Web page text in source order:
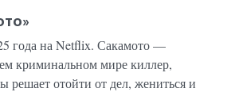
года на Netflix. Сакамото —
криминальном мире киллер,
решает отойти от дел, жениться и